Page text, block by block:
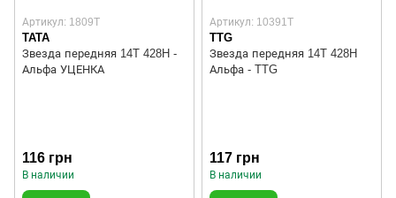
Артикул: 1809T
TATA
Звезда передняя 14T 428H -
Альфа УЦЕНКА
116 грн
В наличии
Артикул: 10391T
TTG
Звезда передняя 14T 428H
Альфа - TTG
117 грн
В наличии